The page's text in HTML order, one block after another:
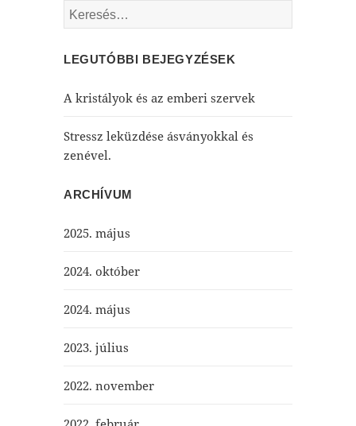
Keresés:
LEGUTÓBBI BEJEGYZÉSEK
A kristályok és az emberi szervek
Stressz leküzdése ásványokkal és
zenével.
ARCHÍVUM
2025. május
2024. október
2024. május
2023. július
2022. november